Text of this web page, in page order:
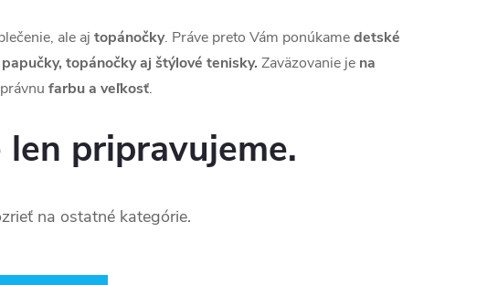
ale aj topánočky. Práve preto Vám ponúkamedetské
topánočky aj štýlové tenisky. Zaväzovanie je na
farbu a veľkosť.
pripravujeme.
na ostatné kategórie.